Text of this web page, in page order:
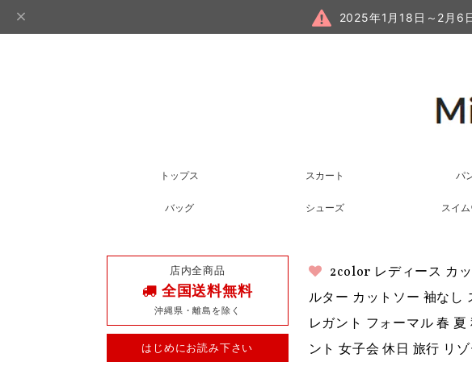
2025年1月18日～2月6
トップス スカート パ
バッグ シューズ スイ
店内全商品
全国送料無料
沖縄県・離島を除く
はじめにお読み下さい
2color レディース カ
ルター カットソー 袖なし
レガント フォーマル 春
ント 女子会 休日 旅行 リ